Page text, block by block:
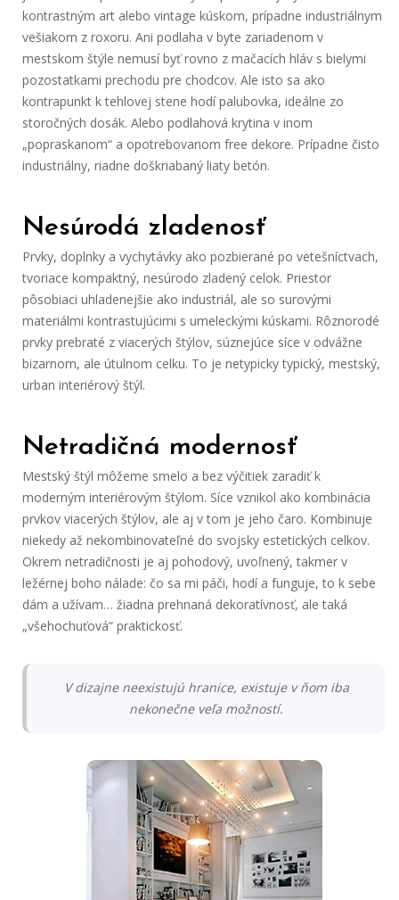
kontrastným art alebo vintage kúskom, prípadne industriálnym
vešiakom z roxoru. Ani podlaha v byte zariadenom v
mestskom štýle nemusí byť rovno z mačacích hláv s bielymi
pozostatkami prechodu pre chodcov. Ale isto sa ako
kontrapunkt k tehlovej stene hodí palubovka, ideálne zo
storočných dosák. Alebo podlahová krytina v inom
„popraskanom“ a opotrebovanom free dekore. Prípadne čisto
industriálny, riadne doškriabaný liaty betón.
Nesúrodá zladenosť
Prvky, doplnky a vychytávky ako pozbierané po vetešníctvach,
tvoriace kompaktný, nesúrodo zladený celok. Priestor
pôsobiaci uhladenejšie ako industriál, ale so surovými
materiálmi kontrastujúcimi s umeleckými kúskami. Rôznorodé
prvky prebraté z viacerých štýlov, súznejúce síce v odvážne
bizarnom, ale útulnom celku. To je netypicky typický, mestský,
urban interiérový štýl.
Netradičná modernosť
Mestský štýl môžeme smelo a bez výčitiek zaradiť k
moderným interiérovým štýlom. Síce vznikol ako kombinácia
prvkov viacerých štýlov, ale aj v tom je jeho čaro. Kombinuje
niekedy až nekombinovateľné do svojsky estetických celkov.
Okrem netradičnosti je aj pohodový, uvoľnený, takmer v
ležérnej boho nálade: čo sa mi páči, hodí a funguje, to k sebe
dám a užívam… žiadna prehnaná dekoratívnosť, ale taká
„všehochuťová“ praktickosť.
V dizajne neexistujú hranice, existuje v ňom iba
nekonečne veľa možností.